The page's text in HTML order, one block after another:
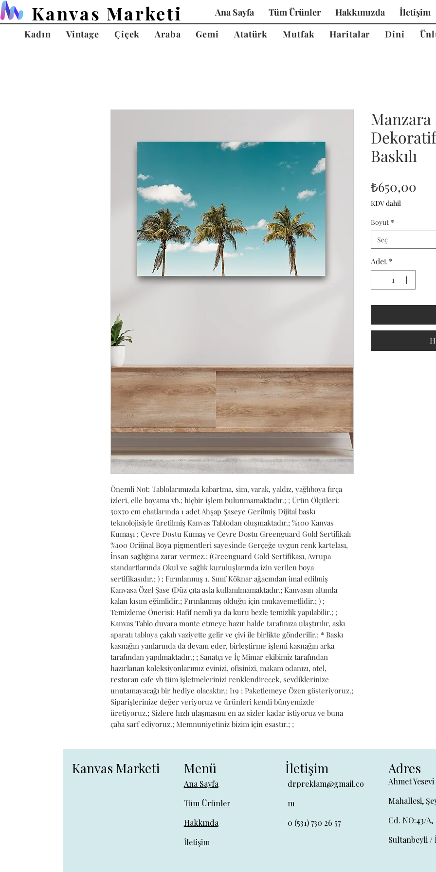
Kanvas Marketi Ana Sayfa Tüm Ürünler Hakkımızda İletişim
Kadın
Vintage Çiçek Araba Gemi Atatürk Mutfak Haritalar Dini
Önemli Not: Tablolarımızda kabartma, sim, varak, yaldız, yağlıboya fırça
izleri, elle boyama vb.; hiçbir işlem bulunmamaktadır.; ; Ürün Ölçüleri:
50x70 cm ebatlarında 1 adet Ahşap Şaseye Gerilmiş Dijital baskı
teknolojisiyle üretilmiş Kanvas Tablodan oluşmaktadır.; %100 Kanvas
Kumaşı ; Çevre Dostu Kumaş ve Çevre Dostu Greenguard Gold Sertifikalı
%100 Orijinal Boya pigmentleri sayesinde Gerçeğe uygun renk kartelası,
İnsan sağlığına zarar vermez.; (Greenguard Gold Sertifikası, Avrupa
standartlarında Okul ve sağlık kuruluşlarında izin verilen boya
sertifikasıdır.; ) ; Fırınlanmış 1. Sınıf Köknar ağacından imal edilmiş
Kanvasa Özel Şase (Düz çıta asla kullanılmamaktadır.; Kanvasın altında
kalan kısım eğimlidir.; Fırınlanmış olduğu için mukavemetlidir.; ) ;
Temizleme Önerisi: Hafif nemli ya da kuru bezle temizlik yapılabilir.; ;
Kanvas Tablo duvara monte etmeye hazır halde tarafınıza ulaştırılır, askı
aparatı tabloya çakılı vaziyette gelir ve çivi ile birlikte gönderilir.; * Baskı
kasnağın yanlarında da devam eder, birleştirme işlemi kasnağın arka
tarafından yapılmaktadır.; ; Sanatçı ve İç Mimar ekibimiz tarafından
hazırlanan koleksiyonlarımız evinizi, ofisinizi, makam odanızı, otel,
restoran cafe vb tüm işletmelerinizi renklendirecek, sevdiklerinize
unutamayacağı bir hediye olacaktır.; I19 ; Paketlemeye Özen gösteriyoruz.;
Siparişlerinize değer veriyoruz ve ürünleri kendi bünyemizde
üretiyoruz.; Sizlere hızlı ulaşmasını en az sizler kadar istiyoruz ve buna
çaba sarf ediyoruz.; Memnuniyetiniz bizim için esastır.; ;
Manzara
Baskılı
₺650,00
KDV dahil
Boyut *
Seç
Adet *
Kanvas Marketi Menü
Ana Sayfa
Tüm Ürünler
Hakkında
İletişim
İletişim
drpreklam@gmail.co
m
0 (531) 730 26 57
Adres
Ahmet Yesevi
Mahallesi,
Cd. NO:43/A,
Sultanbeyli /